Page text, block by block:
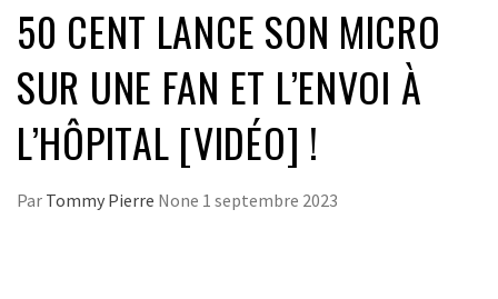
50 CENT LANCE SON MICRO
SUR UNE FAN ET L’ENVOI À
L’HÔPITAL [VIDÉO] !
Par Tommy Pierre None 1 septembre 2023